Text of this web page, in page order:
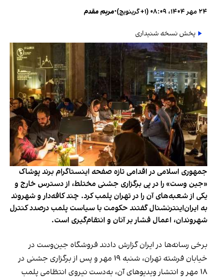
۲۴ مهر ۱۴۰۴، ۰۸:۰۹ (‎+۱ گرینویچ) •مریم مقدم
پخش نسخه شنیداری
جمهوری اسلامی در اقدامی تازه صفحه اینستاگرام برند پوشاک
«جین وست» را در پی برگزاری جشنی مختلط، از دسترس خارج و
یکی از شعبه‌های آن را در تهران پلمب کرد. چند کافه‌‌دار و شهروند
به ایران‌اینترنشنال گفتند حکومت با سیاست پلمب درصدد کنترل
شهروندان، اعمال فشار بر آنان و انتقام‌گیری است.
برخی رسانه‌ها در ایران گزارش دادند فروشگاه جین‌وست در
خیابان فرشته تهران، شنبه ۱۹ مهر و پس از برگزاری جشنی در
۱۸ مهر و انتشار ویدیوهای آن، به‌دست نیروی انتظامی پلمب